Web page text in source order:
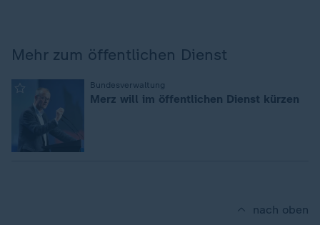
Mehr zum öffentlichen Dienst
Bundesverwaltung
Merz will im öffentlichen Dienst kürzen
nach oben